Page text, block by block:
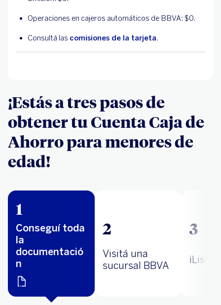
Operaciones en cajeros automáticos de BBVA: $0.
Consultá las comisiones de la tarjeta.
¡Estás a tres pasos de
obtener tu Cuenta Caja de
Ahorro para menores de
edad!
1
Conseguí toda
la
documentació
n
2
Visitá una
sucursal BBVA
3
¡Listo!